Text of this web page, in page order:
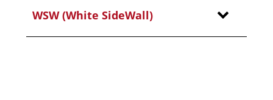
WSW (White SideWall)